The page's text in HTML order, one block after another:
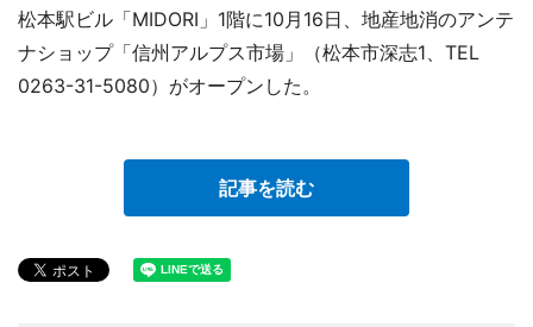
松本駅ビル「MIDORI」1階に10月16日、地産地消のアンテ
ナショップ「信州アルプス市場」（松本市深志1、TEL
0263-31-5080）がオープンした。
記事を読む